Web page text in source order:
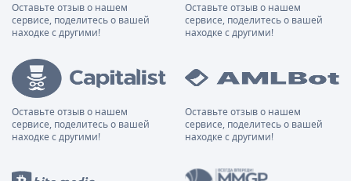
Оставьте отзыв о нашем
сервисе, поделитесь о вашей
находке с другими!
Оставьте отзыв о нашем
сервисе, поделитесь о вашей
находке с другими!
Оставьте отзыв о нашем
сервисе, поделитесь о вашей
находке с другими!
Оставьте отзыв о нашем
сервисе, поделитесь о вашей
находке с другими!